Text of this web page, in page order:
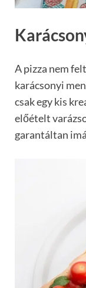
A pizza nem
karácsonyi
csak egy kis
előételt
garantáltan